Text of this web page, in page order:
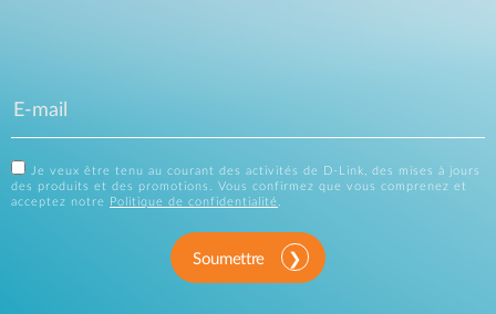
Je veux être tenu au courant des activités de D-Link, des mises à jours
des produits et des promotions. Vous confirmez que vous comprenez et
acceptez notre
Politique de confidentialité.
Soumettre